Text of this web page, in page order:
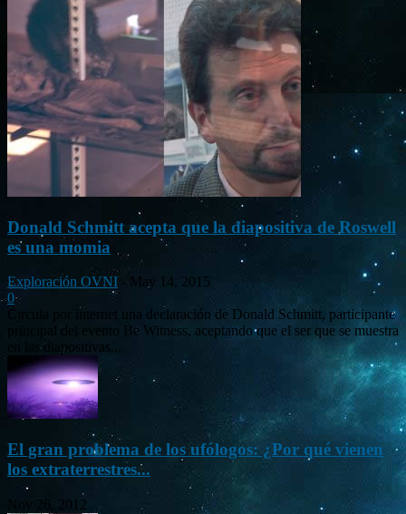
Donald Schmitt acepta que la diapositiva de Roswell
es una momia
Exploración OVNI - May 14, 2015
0
Circula por internet una declaración de Donald Schmitt, participante
principal del evento Be Witness, aceptando que el ser que se muestra
en las diapositivas...
El gran problema de los ufólogos: ¿Por qué vienen
los extraterrestres...
Nov 26, 2012